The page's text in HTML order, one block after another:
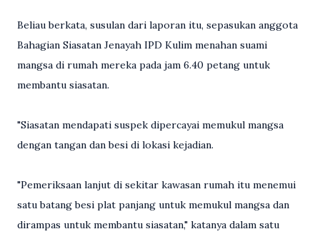
Beliau berkata, susulan dari laporan itu, sepasukan anggota
Bahagian Siasatan Jenayah IPD Kulim menahan suami
mangsa di rumah mereka pada jam 6.40 petang untuk
membantu siasatan.
"Siasatan mendapati suspek dipercayai memukul mangsa
dengan tangan dan besi di lokasi kejadian.
"Pemeriksaan lanjut di sekitar kawasan rumah itu menemui
satu batang besi plat panjang untuk memukul mangsa dan
dirampas untuk membantu siasatan," katanya dalam satu